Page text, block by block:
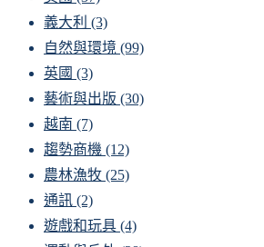
義大利 (3)
自然與環境 (99)
英國 (3)
藝術與出版 (30)
越南 (7)
趨勢商機 (12)
農林漁牧 (25)
通訊 (2)
遊戲和玩具 (4)